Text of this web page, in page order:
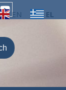
Youtube
EN EL